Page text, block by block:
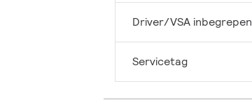
Driver/VSA inbegrepen
Servicetag